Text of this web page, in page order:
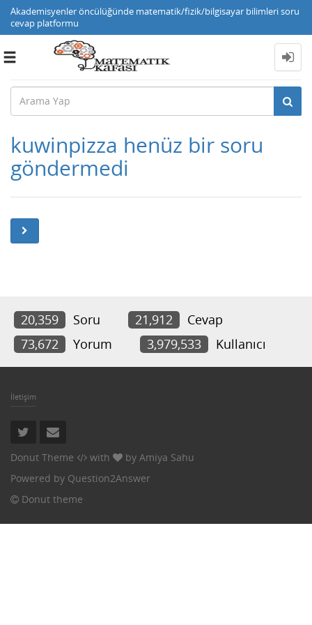
Akademisyenler öncülüğünde matematik/fizik/bilgisayar bilimleri soru
cevap platformu
Toggle
kuwinpizza henüz bir soru
göndermedi
20,359 Soru 21,912
Cevap
73,672
Yorum 3,979,533 Kullanıcı
İletişim
Donut Theme with by Amiya Sahu
Powered by Question2Answer
Donut theme